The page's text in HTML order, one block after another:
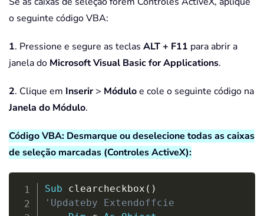
o seguinte código VBA:
1. Pressione e segure as teclas ALT + F11 para abrir a
janela do Microsoft Visual Basic for Applications.
2. Clique em Inserir> Móduloe cole o seguinte código na
Janela do Módulo.
Código VBA: Desmarque ou deselecione todas as caixas
de seleção marcadas (Controles ActiveX):
Sub clearcheckbox ( )
'Updateby Extendoffcie